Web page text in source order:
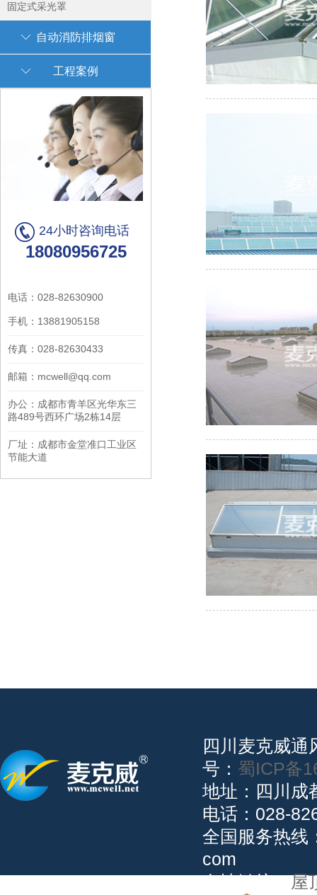
固定式采光罩
自动消防排烟窗
工程案例
24小时咨询电话
18080956725
电话：028-82630900
手机：13881905158
传真：028-82630433
邮箱：mcwell@qq.com
办公：成都市青羊区光华东三
路489号西环广场2栋14层
厂址：成都市金堂准口工业区
节能大道
四川麦克威
号： 蜀ICP备
地址：四川成
电话：028-
全国服务热
com
友情链接：屋